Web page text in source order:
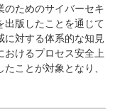
のためのサイバーセキ
出版したことを通じて
に対する体系的な知見
おけるプロセス安全上
ことが対象となり、